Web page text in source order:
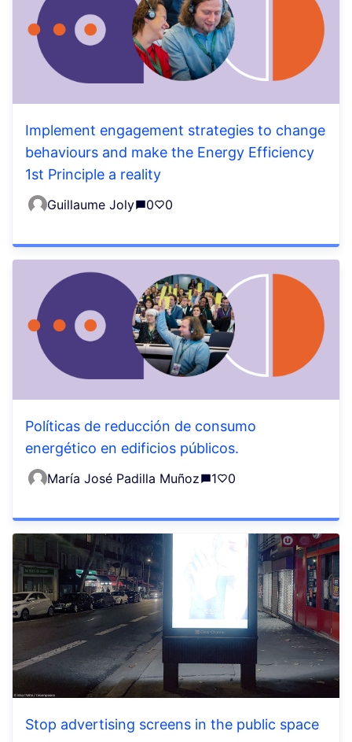
Implement engagement strategies to change
behaviours and make the Energy Efficiency
1st Principle a reality
Guillaume Joly 0 0
Políticas de reducción de consumo
energético en edificios públicos.
María José Padilla Muñoz 1 0
Stop advertising screens in the public space